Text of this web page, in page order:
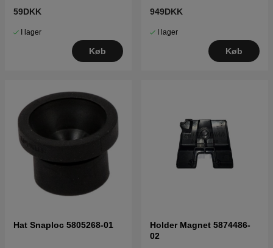
59DKK
I lager
Køb
949DKK
I lager
Køb
Hat Snaploc 5805268-01
Holder Magnet 5874486-
02